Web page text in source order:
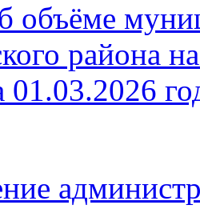
объёме
района
01.03.2026